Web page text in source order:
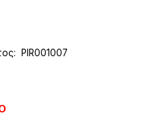
PIR001007